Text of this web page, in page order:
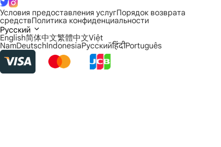
Условия предоставления услугПорядок возврата
средствПолитика конфиденциальности
Русский
English简体中文繁體中文Việt
NamDeutschIndonesiaРусскийहिंदीPortuguês